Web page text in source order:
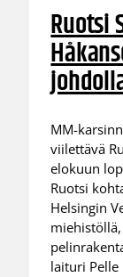
Ruotsi
MM-
viilettävä
elokuun
Ruotsi
Helsingin
laituri Pelle